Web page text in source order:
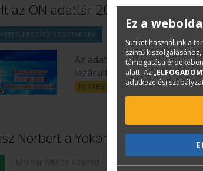
az ÖN adattár 2015. II. féléves
KÉSZÍTŐ SZOFTVEREK
Az adattárfejlesztés január
lezárult, a következő
TOVÁBB OLVASOM
Norbert a Yokohama Drivers'
Molnár Miklós Konrád
Ez a
Sütiket használunk a
szintű
támogatása
alatt. Az „ELFOGADOM
adatkezelési